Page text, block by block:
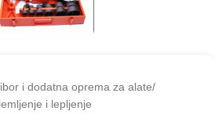
i dodatna oprema za alate/
i lepljenje